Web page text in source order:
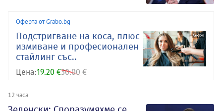
Оферта от Grabo.bg
Подстригване на коса, плюс
измиване и професионален
стайлинг със..
Цена:19.20 €30.00 €
12 часа